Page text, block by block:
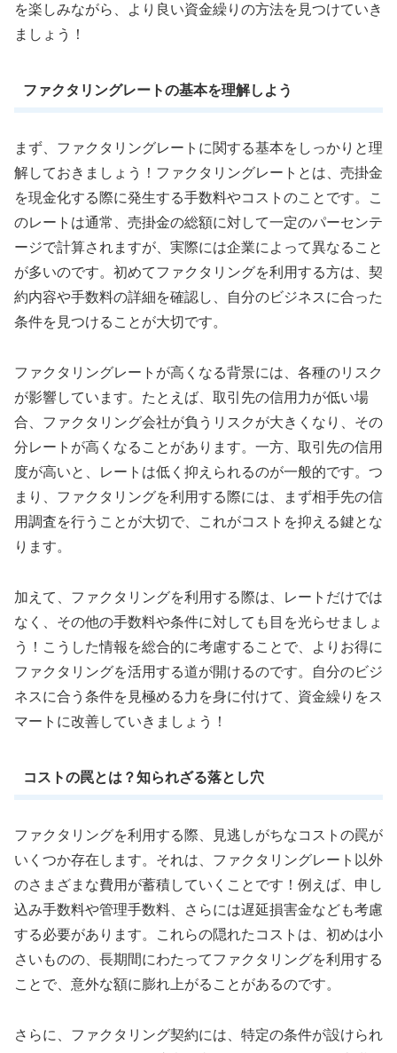
を楽しみながら、より良い資金繰りの方法を見つけていき
ましょう！
ファクタリングレートの基本を理解しよう
まず、ファクタリングレートに関する基本をしっかりと理
解しておきましょう！ファクタリングレートとは、売掛金
を現金化する際に発生する手数料やコストのことです。こ
のレートは通常、売掛金の総額に対して一定のパーセンテ
ージで計算されますが、実際には企業によって異なること
が多いのです。初めてファクタリングを利用する方は、契
約内容や手数料の詳細を確認し、自分のビジネスに合った
条件を見つけることが大切です。
ファクタリングレートが高くなる背景には、各種のリスク
が影響しています。たとえば、取引先の信用力が低い場
合、ファクタリング会社が負うリスクが大きくなり、その
分レートが高くなることがあります。一方、取引先の信用
度が高いと、レートは低く抑えられるのが一般的です。つ
まり、ファクタリングを利用する際には、まず相手先の信
用調査を行うことが大切で、これがコストを抑える鍵とな
ります。
加えて、ファクタリングを利用する際は、レートだけでは
なく、その他の手数料や条件に対しても目を光らせましょ
う！こうした情報を総合的に考慮することで、よりお得に
ファクタリングを活用する道が開けるのです。自分のビジ
ネスに合う条件を見極める力を身に付けて、資金繰りをス
マートに改善していきましょう！
コストの罠とは？知られざる落とし穴
ファクタリングを利用する際、見逃しがちなコストの罠が
いくつか存在します。それは、ファクタリングレート以外
のさまざまな費用が蓄積していくことです！例えば、申し
込み手数料や管理手数料、さらには遅延損害金なども考慮
する必要があります。これらの隠れたコストは、初めは小
さいものの、長期間にわたってファクタリングを利用する
ことで、意外な額に膨れ上がることがあるのです。
さらに、ファクタリング契約には、特定の条件が設けられ